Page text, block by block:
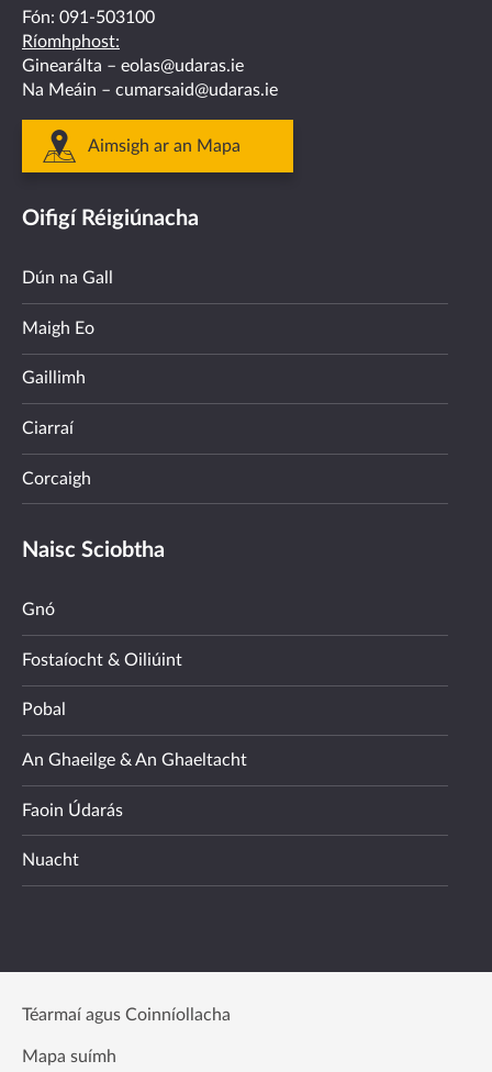
Fón: 091-503100
Ríomhphost:
Ginearálta – eolas@udaras.ie
Na Meáin – cumarsaid@udaras.ie
Aimsigh ar an Mapa
Oifigí Réigiúnacha
Dún na Gall
Maigh Eo
Gaillimh
Ciarraí
Corcaigh
Naisc Sciobtha
Gnó
Fostaíocht & Oiliúint
Pobal
An Ghaeilge & An Ghaeltacht
Faoin Údarás
Nuacht
Téarmaí agus Coinníollacha
Mapa suímh